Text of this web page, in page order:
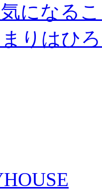
になる
りはひ